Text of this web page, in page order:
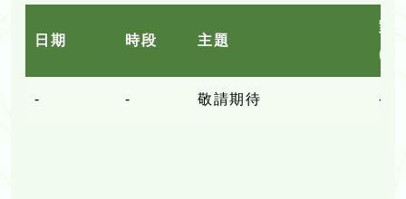
日期 時段 主題
對
(教
- - 敬請期待 -